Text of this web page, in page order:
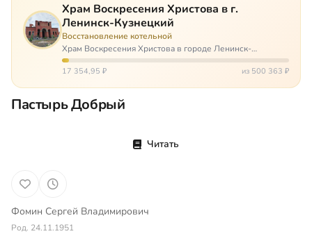
Храм Воскресения Христова в г.
Ленинск-Кузнецкий
Восстановление котельной
Храм Воскресения Христова в городе Ленинск-
Кузнецкий в Кемеровской области – совсем новый, он
открылся всего 20 назад. И сейчас храм может вообще
17 354,95 ₽ из 500 363 ₽
Пастырь Добрый
Читать
Фомин Сергей Владимирович
Род. 24.11.1951